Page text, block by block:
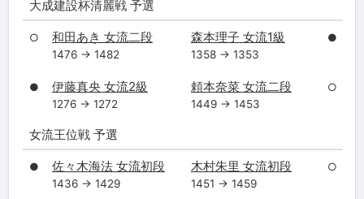
大成建設杯清麗戦 予選
○ 和田あき 女流二段
1476 → 1482
森本理子 女流1級
1358 → 1353
●
● 伊藤真央 女流2級
1276 → 1272
頼本奈菜 女流二段
1449 → 1453
○
女流王位戦 予選
● 佐々木海法 女流初段
1436 → 1429
木村朱里 女流初段
1451 → 1459
○